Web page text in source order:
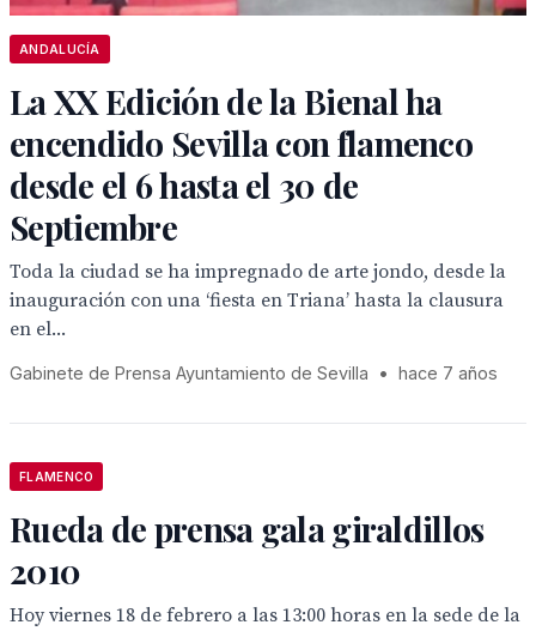
ANDALUCÍA
La XX Edición de la Bienal ha
encendido Sevilla con flamenco
desde el 6 hasta el 30 de
Septiembre
Toda la ciudad se ha impregnado de arte jondo, desde la
inauguración con una ‘fiesta en Triana’ hasta la clausura
en el...
Gabinete de Prensa Ayuntamiento de Sevilla • hace 7 años
FLAMENCO
Rueda de prensa gala giraldillos
2010
Hoy viernes 18 de febrero a las 13:00 horas en la sede de la